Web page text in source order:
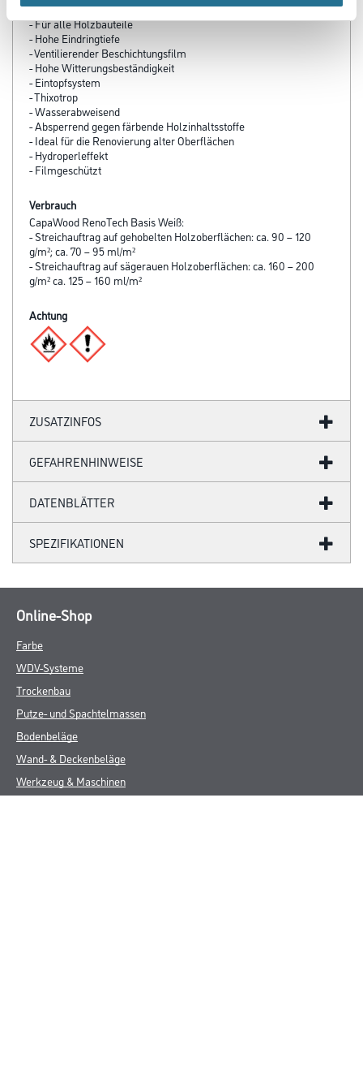
Produkteigenschaft
- Für alle Holzbauteile
- Hohe Eindringtiefe
- Ventilierender Beschichtungsfilm
- Hohe Witterungsbeständigkeit
- Eintopfsystem
- Thixotrop
- Wasserabweisend
- Absperrend gegen färbende Holzinhaltsstoffe
- Ideal für die Renovierung alter Oberflächen
- Hydroperleffekt
- Filmgeschützt
Verbrauch
CapaWood RenoTech Basis Weiß:
- Streichauftrag auf gehobelten Holzoberflächen: ca. 90 – 120
g/m²; ca. 70 – 95 ml/m²
- Streichauftrag auf sägerauen Holzoberflächen: ca. 160 – 200
g/m² ca. 125 – 160 ml/m²
Achtung
ZUSATZINFOS
GEFAHRENHINWEISE
DATENBLÄTTER
SPEZIFIKATIONEN
Online-Shop
Farbe
WDV-Systeme
Trockenbau
Putze- und Spachtelmassen
Bodenbeläge
Wand- & Deckenbeläge
Werkzeug & Maschinen